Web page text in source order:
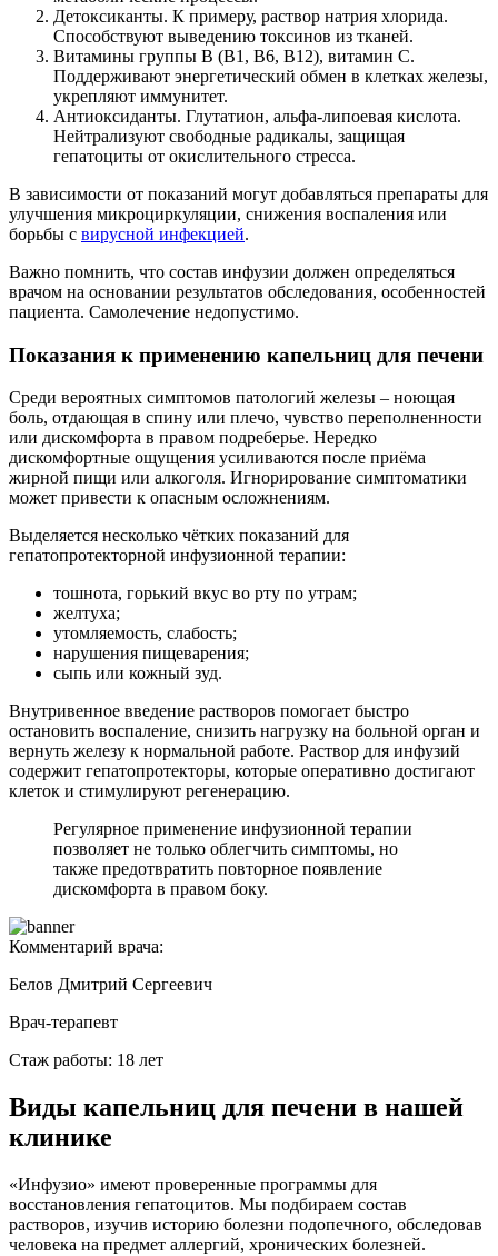
Детоксиканты. К примеру, раствор натрия хлорида.
Способствуют выведению токсинов из тканей.
Витамины группы B (B1, B6, B12), витамин C.
Поддерживают энергетический обмен в клетках железы,
укрепляют иммунитет.
Антиоксиданты. Глутатион, альфа-липоевая кислота.
Нейтрализуют свободные радикалы, защищая
гепатоциты от окислительного стресса.
В зависимости от показаний могут добавляться препараты для
улучшения микроциркуляции, снижения воспаления или
борьбы с вирусной инфекцией.
Важно помнить, что состав инфузии должен определяться
врачом на основании результатов обследования, особенностей
пациента. Самолечение недопустимо.
Показания к применению капельниц для печени
Среди вероятных симптомов патологий железы – ноющая
боль, отдающая в спину или плечо, чувство переполненности
или дискомфорта в правом подреберье. Нередко
дискомфортные ощущения усиливаются после приёма
жирной пищи или алкоголя. Игнорирование симптоматики
может привести к опасным осложнениям.
Выделяется несколько чётких показаний для
гепатопротекторной инфузионной терапии:
тошнота, горький вкус во рту по утрам;
желтуха;
утомляемость, слабость;
нарушения пищеварения;
сыпь или кожный зуд.
Внутривенное введение растворов помогает быстро
остановить воспаление, снизить нагрузку на больной орган и
вернуть железу к нормальной работе. Раствор для инфузий
содержит гепатопротекторы, которые оперативно достигают
клеток и стимулируют регенерацию.
Регулярное применение инфузионной терапии
позволяет не только облегчить симптомы, но
также предотвратить повторное появление
дискомфорта в правом боку.
Комментарий врача:
Белов Дмитрий Сергеевич
Врач-терапевт
Стаж работы: 18 лет
Виды капельниц для печени в нашей
клинике
«Инфузио» имеют проверенные программы для
восстановления гепатоцитов. Мы подбираем состав
растворов, изучив историю болезни подопечного, обследовав
человека на предмет аллергий, хронических болезней.